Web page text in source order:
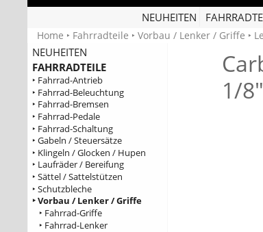
NEUHEITEN
Home ‣ Fahrradteile ‣Vorbau / Lenker / Griffe ‣
NEUHEITEN
FAHRRADTEILE
‣ Fahrrad-Antrieb
‣ Fahrrad-Beleuchtung
‣ Fahrrad-Bremsen
‣ Fahrrad-Pedale
‣ Fahrrad-Schaltung
‣ Gabeln / Steuersätze
‣ Klingeln / Glocken / Hupen
‣ Laufräder / Bereifung
‣ Sättel / Sattelstützen
‣ Schutzbleche
‣ Vorbau / Lenker / Griffe
‣ Fahrrad-Griffe
‣ Fahrrad-Lenker
1/